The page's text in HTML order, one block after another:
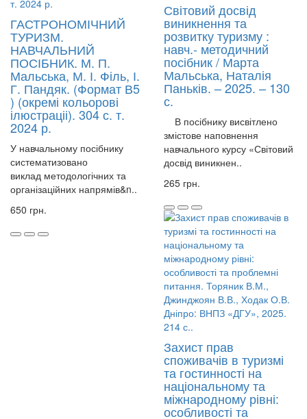
ГАСТРОНОМІЧНИЙ
ТУРИЗМ.
НАВЧАЛЬНИЙ
ПОСІБНИК. М. П.
Мальська, М. І. Філь, І.
Г. Пандяк. (Формат В5
) (окремі кольорові
ілюстраціі). 304 с. т.
2024 р.
У навчальному посібнику
систематизовано
виклад методологічних та
організаційних напрямів&n..
650 грн.
Світовий досвід
виникнення та
розвитку туризму :
навч.- методичний
посібник / Марта
Мальська, Наталія
Паньків. – 2025. – 130
с.
В посібнику висвітлено
змістове наповнення
навчального курсу «Світовий
досвід виникнен..
265 грн.
Захист прав
споживачів в туризмі
та гостинності на
національному та
міжнародному рівні:
особливості та